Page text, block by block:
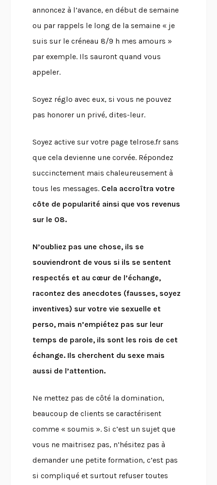
annoncez à l’avance, en début de semaine
ou par rappels le long de la semaine « je
suis sur le créneau 8/9 h mes amours »
par exemple. Ils sauront quand vous
appeler.
Soyez réglo avec eux, si vous ne pouvez
pas honorer un privé, dites-leur.
Soyez active sur votre page telrose.fr sans
que cela devienne une corvée. Répondez
succinctement mais chaleureusement à
tous les messages. Cela accroîtra votre
côte de popularité ainsi que vos revenus
sur le 08.
N’oubliez pas une chose, ils se
souviendront de vous si ils se sentent
respectés et au cœur de l’échange,
racontez des anecdotes (fausses, soyez
inventives) sur votre vie sexuelle et
perso, mais n’empiétez pas sur leur
temps de parole, ils sont les rois de cet
échange. Ils cherchent du sexe mais
aussi de l’attention.
Ne mettez pas de côté la domination,
beaucoup de clients se caractérisent
comme « soumis ». Si c’est un sujet que
vous ne maitrisez pas, n’hésitez pas à
demander une petite formation, c’est pas
si compliqué et surtout refuser toutes